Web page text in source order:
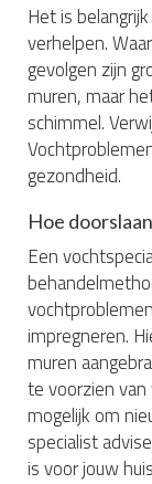
Het is
verhelpen.
gevolgen zijn
muren, maar
schimmel.
gezondheid.
Hoe
Een
impregneren.
muren
te voorzien
mogelijk om
specialist
is voor jouw